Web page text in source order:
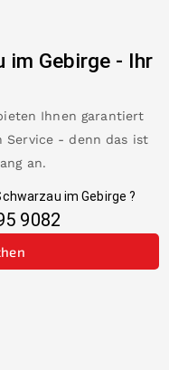
im Gebirge - Ihr
Ihnen garantiert
Service - denn das ist
an.
im Gebirge ?
9082